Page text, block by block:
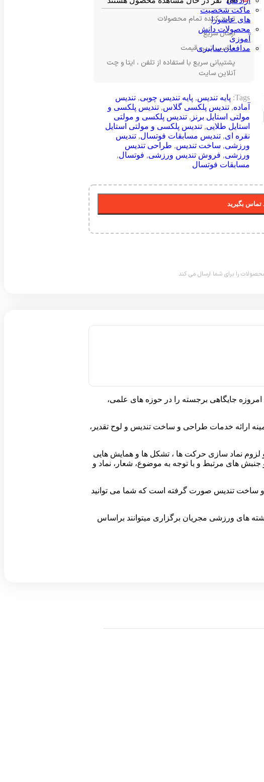
ماکت شخصیت
های عاشورا
محصولات دانش
آموزی
مدافعان سایبری
تولید کننده تمام محصولات
ارسال سریع
مناسب ترین قیمت
پشتیبانی سریع با استفاده از تلفن ، ایتا و چت
آنلاین سایت
Tags: پایه تندیس, پایه تندیس چوبی, تندیس
آماده, تندیس پلکسی گلاس, تندیس پلکسی و
مولتی استایل برنز , تندیس پلکسی و مولتی
استایل طلایی, تندیس پلکسی و مولتی استایل
نقره ای, تندیس مسابقات فوتسال, تندیس
ورزشی, ساخت تندیس, طراحی تندیس
ورزشی, فروش تندیس ورزشی, فوتسال,
مسابقات فوتسال
بگیرید
را برای شما ارسال می کند
جایگاهی برجسته را در حوزه های علمی،
ارائه خدمات طراحی و ساخت تندیس و لوح تقدیر،
نماد سازی حرکت ها ، تشکل ها و همایش هایی
های مرتبط و با توجه به موضوع، شعار، نماد و
طراحی و ساخت تندیس صورت گرفته است که شما می توانید
های ورزشی مجریان برگزاری میتوانند براساس